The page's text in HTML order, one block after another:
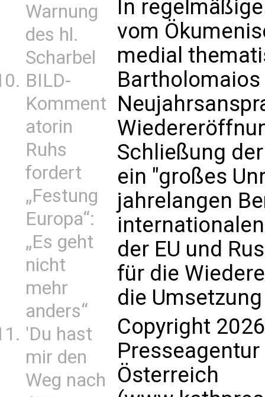
Warnung
des hl.
Scharbel
BILD-
Komment
atorin
Ruhs
fordert
„Festung
Europa“:
„Es geht
nicht
mehr
anders“
'Du hast
mir den
Weg nach
In
vom
medial
Schließung
ein "großes
jahrelangen
der EU und
für die
die
Copyright
Presseagentur
Österreich